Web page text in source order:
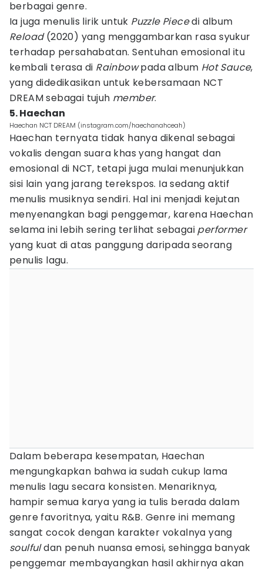
berbagai genre.
Ia juga menulis lirik untuk Puzzle Piecedi album
Reload(2020) yang menggambarkan rasa syukur
terhadap persahabatan. Sentuhan emosional itu
kembali terasa di Rainbowpada album Hot Sauce,
yang didedikasikan untuk kebersamaan NCT
DREAM sebagai tujuh member.
5. Haechan
Haechan NCT DREAM (instagram.com/haechanahceah)
Haechan ternyata tidak hanya dikenal sebagai
vokalis dengan suara khas yang hangat dan
emosional di NCT, tetapi juga mulai menunjukkan
sisi lain yang jarang terekspos. Ia sedang aktif
menulis musiknya sendiri. Hal ini menjadi kejutan
menyenangkan bagi penggemar, karena Haechan
selama ini lebih sering terlihat sebagai performer
yang kuat di atas panggung daripada seorang
penulis lagu.
Dalam beberapa kesempatan, Haechan
mengungkapkan bahwa ia sudah cukup lama
menulis lagu secara konsisten. Menariknya,
hampir semua karya yang ia tulis berada dalam
genre favoritnya, yaitu R&B. Genre ini memang
sangat cocok dengan karakter vokalnya yang
soulfuldan penuh nuansa emosi, sehingga banyak
penggemar membayangkan hasil akhirnya akan